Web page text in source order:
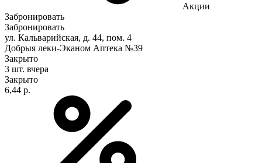
Акции
Забронировать
Забронировать
ул. Кальварийская, д. 44, пом. 4
Добрыя леки-Эканом Аптека №39
Закрыто
3 шт. вчера
Закрыто
6,44 р.